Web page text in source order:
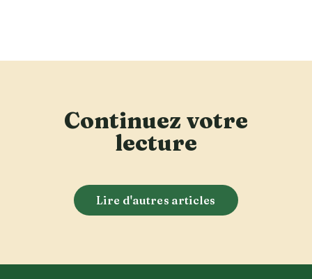
Continuez votre
lecture
Lire d'autres articles